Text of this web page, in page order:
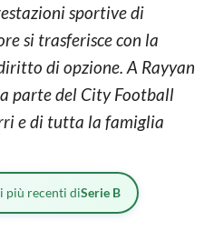
sportive di
si trasferisce con la
di opzione. A Rayyan
parte del City Football
e di tutta la famiglia
più recenti diSerie B